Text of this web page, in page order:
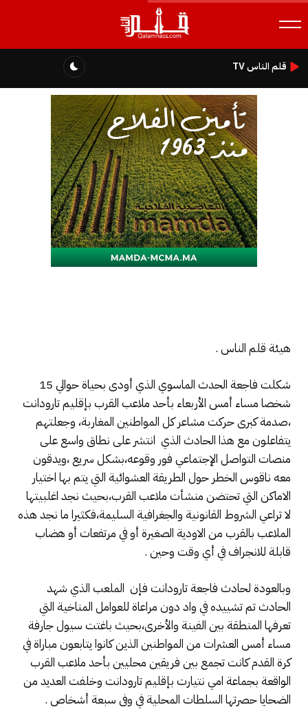
قلم الناس TV
هيئة قلم الناس .
شكلت فاجعة الحدث الماسوي الذي أودى بحياة حوالي 15
شخصا مساء أمس الأربعاء بأحد ملاعب القرب بإقليم تارودانت
،صدمة كبرى حركت مشاعر كل المواطنين المغاربة، وجعلتهم
يتفاعلون مع هذا الحادث الذي انتشر على نطاق واسع على
منصات التواصل الإجتماعي فور وقوعه،بشكل سريع ،ويدقون
معه ناقوس الخطر حول الطريقة العشوائية التي يتم بها اختيار
الاماكن التي تحتضن منشأت ملاعب القرب،بحيث نجد اغلبيتها
لا تراعي الشروط القانونية والجغرافية السليمة،فكثيرا ما نجد هذه
الملاعب بالقرب من الاودية الصغيرة أو في مرتفعات أو هضاب
قابلة للانجراف في أي وقت وحين .
وبالعودة لحادث فاجعة تارودانت فإن الملعب الذي شهد
الحادث تم تشييده في واد دون مراعاة للعوامل المناخية التي
تعرفها المنطقة بين الفينة والأخرى،بحيث باغتت سيول جارفة
مساء أمس العشرات من المواطنين الذين كانوا يتابعون مباراة في
كرة القدم كانت تجمع بين فريقين محليين بأحد ملاعب القرب
الواقعة بجماعة امي نتيارت بإقليم تارودانت وخلفت العديد من
الضحايا حصرتها السلطات المحلية في وفى سبعة أشخاص .